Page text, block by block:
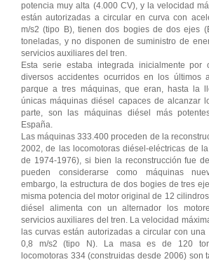
potencia muy alta (4.000 CV), y la velocidad
están autorizadas a circular en curva con
m/s2 (tipo B), tienen dos bogies de dos ejes
toneladas, y no disponen de suministro de
servicios auxiliares del tren.
Esta serie estaba integrada inicialmente por
diversos accidentes ocurridos en los últimos
parque a tres máquinas, que eran, hasta la
únicas máquinas diésel capaces de alcanzar
parte, son las máquinas diésel más
España.
Las máquinas 333.400 proceden de la
2002, de las locomotoras diésel-eléctricas de
de 1974-1976), si bien la reconstrucción fue
pueden considerarse como máquinas
embargo, la estructura de dos bogies de tres
misma potencia del motor original de 12
diésel alimenta con un alternador los
servicios auxiliares del tren. La velocidad
las curvas están autorizadas a circular con
0,8 m/s2 (tipo N). La masa es de 120
locomotoras 334 (construidas desde 2006) son